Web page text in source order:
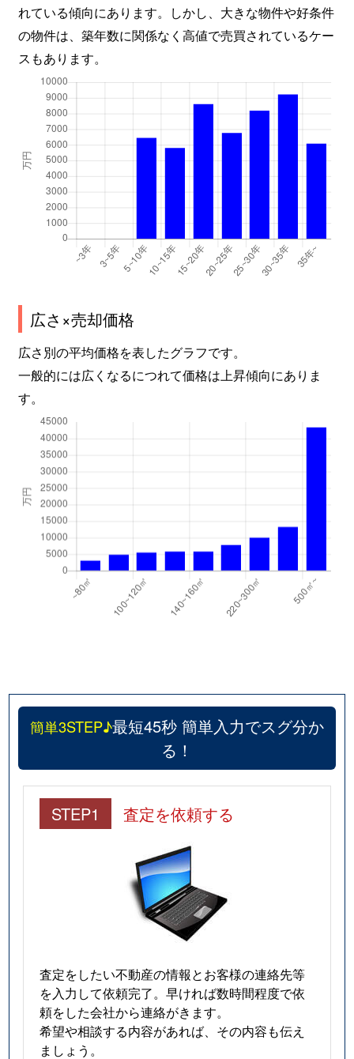
れている傾向にあります。しかし、大きな物件や好条件
の物件は、築年数に関係なく高値で売買されているケー
スもあります。
広さ×売却価格
広さ別の平均価格を表したグラフです。
一般的には広くなるにつれて価格は上昇傾向にありま
す。
簡単3STEP♪最短45秒 簡単入力でスグ分か
る！
STEP1 査定を依頼する
査定をしたい不動産の情報とお客様の連絡先等
を入力して依頼完了。早ければ数時間程度で依
頼をした会社から連絡がきます。
希望や相談する内容があれば、その内容も伝え
ましょう。